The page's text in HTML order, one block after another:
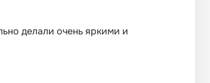
делали очень яркими и